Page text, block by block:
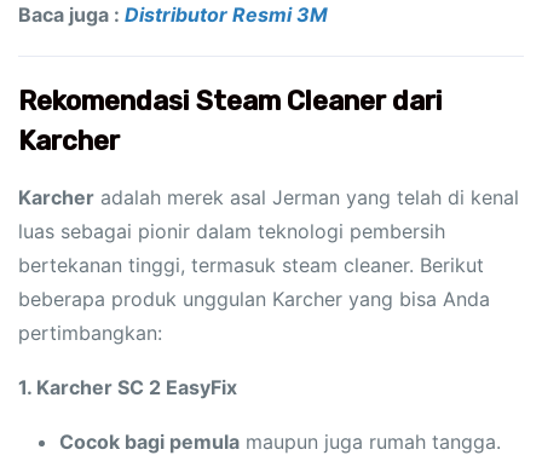
Baca juga : Distributor Resmi 3M
Rekomendasi Steam Cleaner dari
Karcher
Karcher adalah merek asal Jerman yang telah di kenal
luas sebagai pionir dalam teknologi pembersih
bertekanan tinggi, termasuk steam cleaner. Berikut
beberapa produk unggulan Karcher yang bisa Anda
pertimbangkan:
1. Karcher SC 2 EasyFix
Cocok bagi pemula maupun juga rumah tangga.